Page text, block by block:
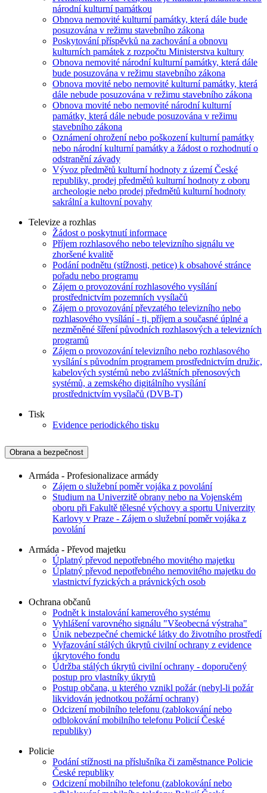
národní kulturní památkou
Obnova nemovité kulturní památky, která dále bude
posuzována v režimu stavebního zákona
Poskytování příspěvků na zachování a obnovu
kulturních památek z rozpočtu Ministerstva kultury
Obnova nemovité národní kulturní památky, která dále
bude posuzována v režimu stavebního zákona
Obnova movité nebo nemovité kulturní památky, která
dále nebude posuzována v režimu stavebního zákona
Obnova movité nebo nemovité národní kulturní
památky, která dále nebude posuzována v režimu
stavebního zákona
Oznámení ohrožení nebo poškození kulturní památky
nebo národní kulturní památky a žádost o rozhodnutí o
odstranění závady
Vývoz předmětů kulturní hodnoty z území České
republiky, prodej předmětů kulturní hodnoty z oboru
archeologie nebo prodej předmětů kulturní hodnoty
sakrální a kultovní povahy
Televize a rozhlas
Žádost o poskytnutí informace
Příjem rozhlasového nebo televizního signálu ve
zhoršené kvalitě
Podání podnětu (stížnosti, petice) k obsahové stránce
pořadu nebo programu
Zájem o provozování rozhlasového vysílání
prostřednictvím pozemních vysílačů
Zájem o provozování převzatého televizního nebo
rozhlasového vysílání - tj. příjem a současné úplné a
nezměněné šíření původních rozhlasových a televizních
programů
Zájem o provozování televizního nebo rozhlasového
vysílání s původním programem prostřednictvím družic,
kabelových systémů nebo zvláštních přenosových
systémů, a zemského digitálního vysílání
prostřednictvím vysílačů (DVB-T)
Tisk
Evidence periodického tisku
Obrana a bezpečnost
Armáda - Profesionalizace armády
Zájem o služební poměr vojáka z povolání
Studium na Univerzitě obrany nebo na Vojenském
oboru při Fakultě tělesné výchovy a sportu Univerzity
Karlovy v Praze - Zájem o služební poměr vojáka z
povolání
Armáda - Převod majetku
Úplatný převod nepotřebného movitého majetku
Úplatný převod nepotřebného nemovitého majetku do
vlastnictví fyzických a právnických osob
Ochrana občanů
Podnět k instalování kamerového systému
Vyhlášení varovného signálu "Všeobecná výstraha"
Únik nebezpečné chemické látky do životního prostředí
Vyřazování stálých úkrytů civilní ochrany z evidence
úkrytového fondu
Údržba stálých úkrytů civilní ochrany - doporučený
postup pro vlastníky úkrytů
Postup občana, u kterého vznikl požár (nebyl-li požár
likvidován jednotkou požární ochrany)
Odcizení mobilního telefonu (zablokování nebo
odblokování mobilního telefonu Policií České
republiky)
Policie
Podání stížnosti na příslušníka či zaměstnance Policie
České republiky
Odcizení mobilního telefonu (zablokování nebo